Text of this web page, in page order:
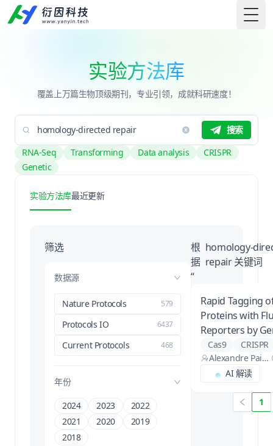
实验方法库
覆盖上万篇生物顶级期刊，专业引领，成就科研速度！
搜索
RNA-Seq
Transforming Data analysis
CRISPR
Genetic
实验方法库最近更新
筛选
数据源
Nature Protocols 579
Protocols IO 6437
Current Protocols 468
年份
2024 2023
2022
2021
2020
2019
2018
根
据
“
homology-
repair 关键词
Rapid Tagging
Proteins with
Reporters by
Engineering
Stranded DNA
Cas9 CRISPR
fluorescent
homology-
Alexandre Paix,
Dominique Ras
Folkmann, Gera
ldine Seydoux,
AI 解读
1